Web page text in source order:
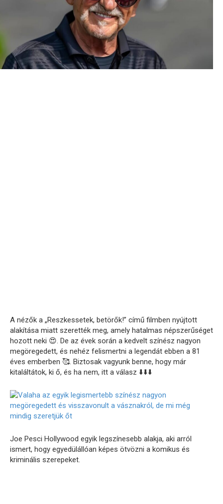
A nézők a „Reszkessetek, betörők!” című filmben nyújtott
alakítása miatt szerették meg, amely hatalmas népszerűséget
hozott neki 😍. De az évek során a kedvelt színész nagyon
megöregedett, és nehéz felismertni a legendát ebben a 81
éves emberben 🥰. Biztosak vagyunk benne, hogy már
kitaláltátok, ki ő, és ha nem, itt a válasz ⬇️⬇️⬇️
Joe Pesci Hollywood egyik legszínesebb alakja, aki arról
ismert, hogy egyedülállóan képes ötvözni a komikus és
kriminális szerepeket.